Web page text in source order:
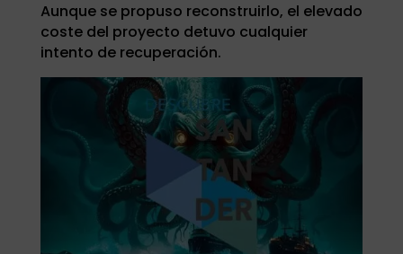
Aunque se propuso reconstruirlo, el elevado
coste del proyecto detuvo cualquier
intento de recuperación.